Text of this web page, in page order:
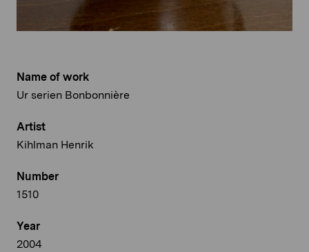
Name of work
Ur serien Bonbonnière
Artist
Kihlman Henrik
Number
1510
Year
2004